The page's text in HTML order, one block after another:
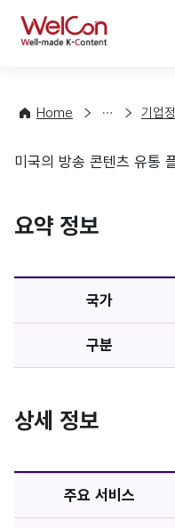
WelCon
Home
컨
팅
해
기
정
기업
기업정보
미국의 방송 콘텐츠 유통
요약 정보
국가
구분
상세 정보
주요 서비스